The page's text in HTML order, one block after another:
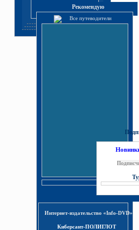
Рекомендую
Интернет-издательство «Info-DVD»
Киберсант-ПОЛИГЛОТ